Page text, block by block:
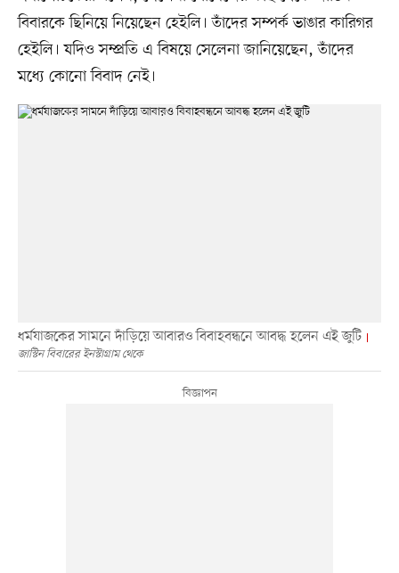
বিবারকে ছিনিয়ে নিয়েছেন হেইলি। তাঁদের সম্পর্ক ভাঙার কারিগর
হেইলি। যদিও সম্প্রতি এ বিষয়ে সেলেনা জানিয়েছেন, তাঁদের
মধ্যে কোনো বিবাদ নেই।
ধর্মযাজকের সামনে দাঁড়িয়ে আবারও বিবাহবন্ধনে আবদ্ধ হলেন এই জুটি
জাস্টিন বিবারের ইনস্টাগ্রাম থেকে